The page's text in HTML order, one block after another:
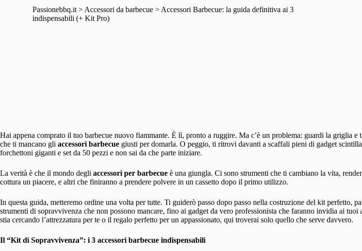
Passionebbq.it > Accessori da barbecue > Accessori Barbecue: la guida definitiva ai 3
indispensabili (+ Kit Pro)
Hai appena comprato il tuo barbecue nuovo fiammante. È lì, pronto a ruggire. Ma c’è un problema: guardi la griglia e
che ti mancano gli accessori barbecue giusti per domarla. O peggio, ti ritrovi davanti a scaffali pieni di gadget
forchettoni giganti e set da 50 pezzi e non sai da che parte iniziare.
La verità è che il mondo degli accessori per barbecue è una giungla. Ci sono strumenti che ti cambiano la vita,
cottura un piacere, e altri che finiranno a prendere polvere in un cassetto dopo il primo utilizzo.
In questa guida, metteremo ordine una volta per tutte. Ti guiderò passo dopo passo nella costruzione del kit perfetto,
strumenti di sopravvivenza che non possono mancare, fino ai gadget da vero professionista che faranno invidia ai tuoi
stia cercando l’attrezzatura per te o il regalo perfetto per un appassionato, qui troverai solo quello che serve davvero.
Il “Kit di Sopravvivenza”: i 3 accessori barbecue indispensabili